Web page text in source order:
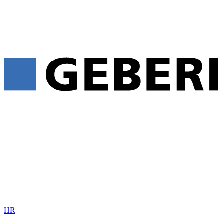
HR